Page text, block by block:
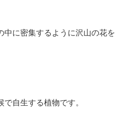
中に密集するように沢山の花を
自生する植物です。